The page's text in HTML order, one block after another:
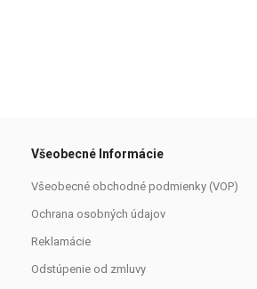
Všeobecné Informácie
Všeobecné obchodné podmienky (VOP)
Ochrana osobných údajov
Reklamácie
Odstúpenie od zmluvy